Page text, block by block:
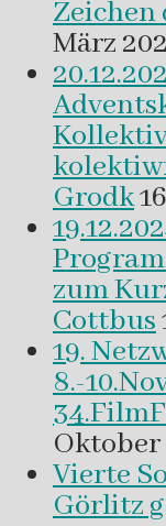
Zeichen
März
Grodk
zum
Cottbus
19.
8.-
Oktober
Vierte
Görlitz